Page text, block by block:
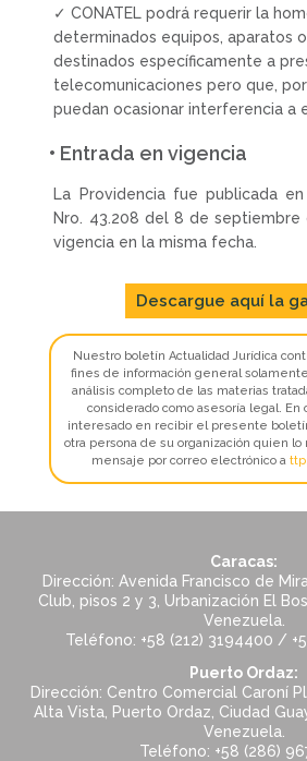
✓ CONATEL podrá requerir la
determinados equipos, aparatos
destinados específicamente a
telecomunicaciones pero que,
puedan ocasionar interferencia a
• Entrada en vigencia
La Providencia fue publicada
Nro. 43.208 del 8 de septiembre
vigencia en la misma fecha.
Descargue aquí la
Nuestro boletín Actualidad Jurídica
fines de información general
análisis completo de las materias
considerado como asesoría legal. En
interesado en recibir el presente
otra persona de su organización quien
mensaje por correo electrónico a
Caracas:
Dirección: Avenida Francisco de
Club, pisos 2 y 3, Urbanización El
Venezuela.
Teléfono: +58 (212) 3194400 /
Puerto Ordaz:
Dirección: Centro Comercial Caroní
Alta Vista, Puerto Ordaz, Ciudad
Venezuela.
Teléfono: +58 (286)